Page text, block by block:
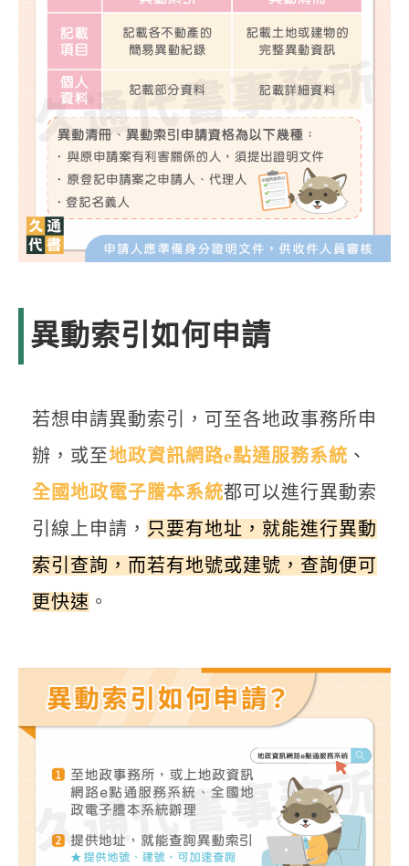
異動索引如何申請
若想申請異動索引，可至各地政事務所申
辦，或至地政資訊網路e點通服務系統 、
全國地政電子謄本系統都可以進行異動索
引線上申請， 只要有地址，就能進行異動
索引查詢，而若有地號或建號，查詢便可
更快速 。